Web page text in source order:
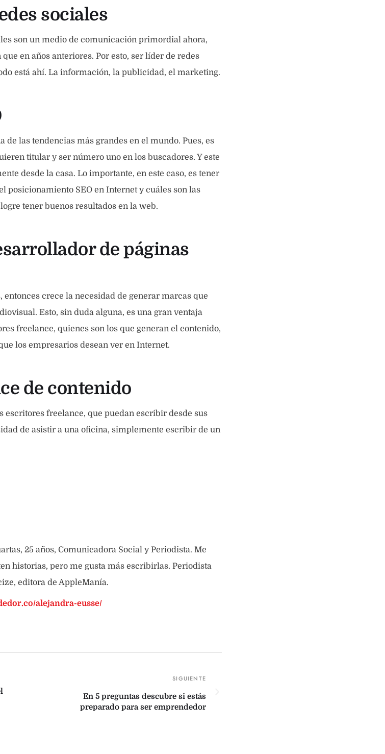
sociales
son un medio de comunicación primordial ahora,
en años anteriores. Por esto, ser líder de redes
está ahí. La información, la publicidad, el marketing.
de las tendencias más grandes en el mundo. Pues, es
titular y ser número uno en los buscadores. Y este
desde la casa. Lo importante, en este caso, es tener
posicionamiento SEO en Internet y cuáles son las
tener buenos resultados en la web.
de páginas
crece la necesidad de generar marcas que
Esto, sin duda alguna, es una gran ventaja
freelance, quienes son los que generan el contenido,
los empresarios desean ver en Internet.
de contenido
escritores freelance, que puedan escribir desde sus
de asistir a una oficina, simplemente escribir de un
25 años, Comunicadora Social y Periodista. Me
historias, pero me gusta más escribirlas. Periodista
editora de AppleManía.
alejandra-eusse/
En 5 preguntas descubre si estás
preparado para ser emprendedor